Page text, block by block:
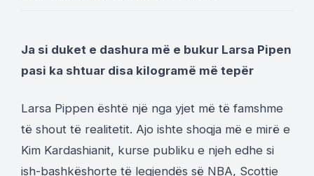
Ja si duket e dashura më e bukur Larsa Pipen
pasi ka shtuar disa kilogramë më tepër
Larsa Pippen është një nga yjet më të famshme
të shout të realitetit. Ajo ishte shoqja më e mirë e
Kim Kardashianit, kurse publiku e njeh edhe si
ish-bashkëshorte të legjendës së NBA, Scottie